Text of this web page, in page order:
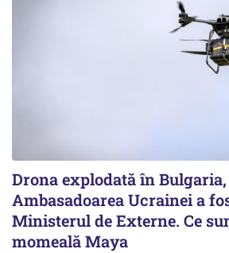
Drona explodată în
Ambasadoarea Ucrainei a
Ministerul de Externe. Ce
momeală Maya